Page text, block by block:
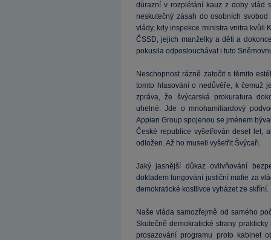
důrazní v rozplétání kauz z doby vlád
neskutečný zásah do osobních
vlády, kdy inspekce ministra vnitra kvůli
ČSSD, jejich manželky a děti a
pokusila odposlouchávat i tuto
Neschopnost rázně zatočit s těmito
tomto hlasování o nedůvěře, k čemuž
zpráva, že švýcarská prokuratura
uhelné. Jde o mnohamiliardový
Appian Group spojenou se jménem
České republice vyšetřován deset let,
odložen. Až ho museli vyšetřit Švýcaři.
Jaký jasnější důkaz ovlivňování
dokladem fungování justiční mafie za
demokratické kostlivce vyházet ze skříní.
Naše vláda samozřejmě od samého
Skutečně demokratické strany
prosazování programu proto kabinet